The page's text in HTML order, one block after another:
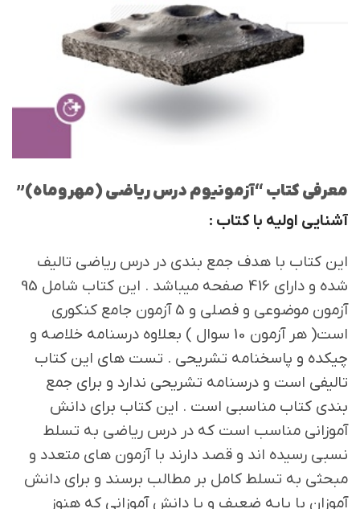
معرفی کتاب “آزمونیوم درس ریاضی (مهروماه)”
آشنایی اولیه با کتاب :
این کتاب با هدف جمع بندی در درس ریاضی تالیف
شده و دارای 416 صفحه میباشد . این کتاب شامل 95
آزمون موضوعی و فصلی و 5 آزمون جامع کنکوری
است( هر آزمون 10 سوال ) بعلاوه درسنامه خلاصه و
چیکده و پاسخنامه تشریحی . تست های این کتاب
تالیفی است و درسنامه تشریحی ندارد و برای جمع
بندی کتاب مناسبی است . این کتاب برای دانش
آموزانی مناسب است که در درس ریاضی به تسلط
نسبی رسیده اند و قصد دارند با آزمون های متعدد و
مبحثی به تسلط کامل بر مطالب برسند و برای دانش
آموزان با پایه ضعیف و یا دانش آموزانی که هنوز